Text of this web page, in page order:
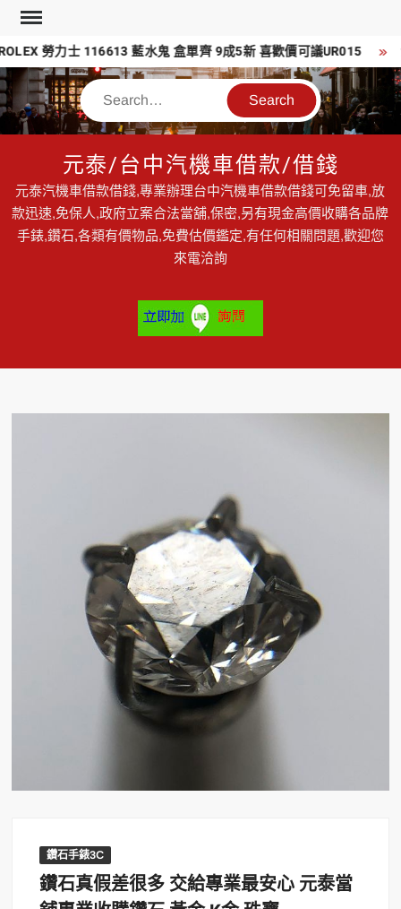
Skip
content勞力士 116613 藍水鬼 盒單齊 9成5新 喜歡價可議UR015
Search
元泰/台中汽機車借款/借錢
元泰汽機車借款借錢,專業辦理台中汽機車借款借錢可免留車,放
款迅速,免保人,政府立案合法當舖,保密,另有現金高價收購各品牌
手錶,鑽石,各類有價物品,免費估價鑑定,有任何相關問題,歡迎您
來電洽詢
鑽石手錶3C
鑽石真假差很多 交給專業最安心 元泰當